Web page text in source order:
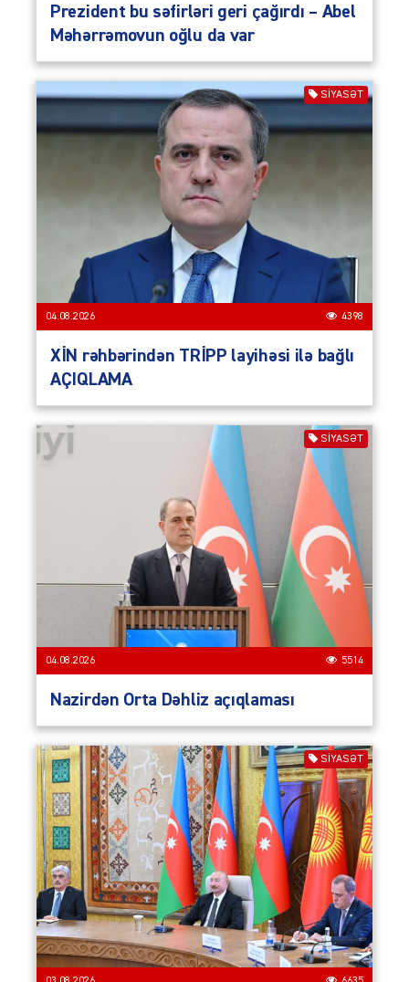
Prezident bu səfirləri geri çağırdı – Abel
Məhərrəmovun oğlu da var
SIYASƏT
04.08.2026 4398
XİN rəhbərindən TRİPP layihəsi ilə bağlı
AÇIQLAMA
SIYASƏT
04.08.2026 5514
Nazirdən Orta Dəhliz açıqlaması
SIYASƏT